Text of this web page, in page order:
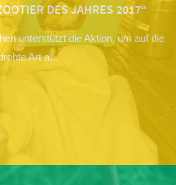
DES JAHRES 2017“
unterstützt die Aktion, um auf die
Art a...